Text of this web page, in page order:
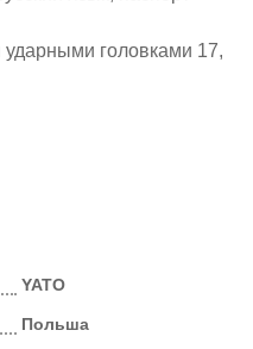
головками 17,
YATO
Польша